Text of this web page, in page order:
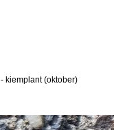
- kiemplant (oktober)